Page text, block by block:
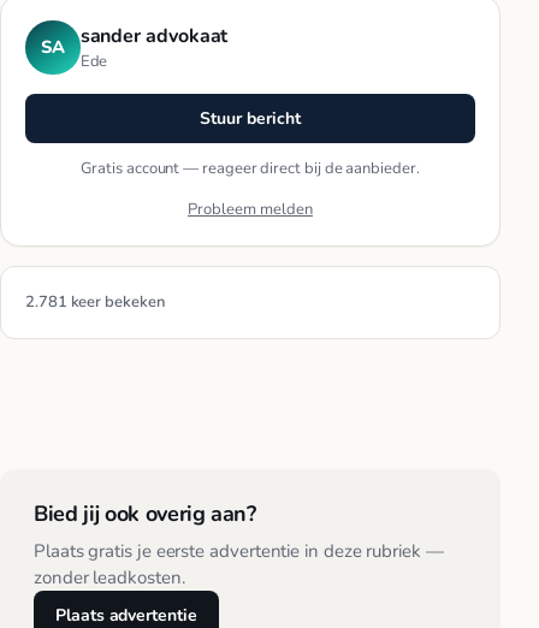
SA sander advokaat
Ede
Stuur bericht
Gratis account — reageer direct bij de aanbieder.
Probleem melden
2.781 keer bekeken
Bied jij ook overig aan?
Plaats gratis je eerste advertentie in deze rubriek —
zonder leadkosten.
Plaats advertentie